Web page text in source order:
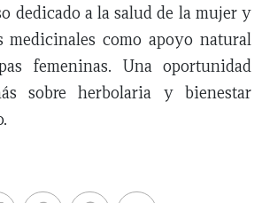
dedicado a la salud de la mujer y
medicinales como apoyo natural
femeninas. Una oportunidad
sobre herbolaria y bienestar